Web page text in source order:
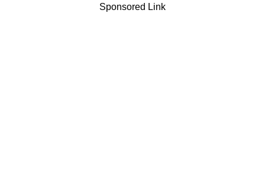
Sponsored Link